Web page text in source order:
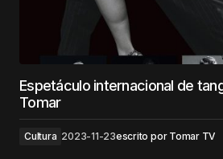
Espetáculo internacional de
Tomar
Cultura 2023-11-23escrito por Tomar TV